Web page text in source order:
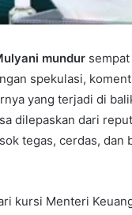
mundur
spekulasi,
yang terjadi di
dilepaskan dari
tegas, cerdas,
kursi Menteri